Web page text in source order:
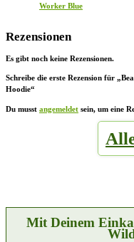
Worker Blue
Rezensionen
Es gibt noch keine Rezensionen.
Schreibe die erste Rezension für
Hoodie“
Du musst angemeldet sein, um eine
Mit Deinem